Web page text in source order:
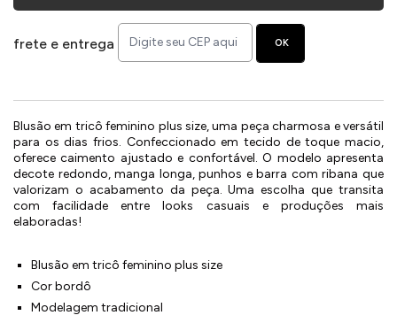
frete e entrega OK
Blusão em tricô feminino plus size, uma peça charmosa e versátil
para os dias frios. Confeccionado em tecido de toque macio,
oferece caimento ajustado e confortável. O modelo apresenta
decote redondo, manga longa, punhos e barra com ribana que
valorizam o acabamento da peça. Uma escolha que transita
com facilidade entre looks casuais e produções mais
elaboradas!
Blusão em tricô feminino plus size
Cor bordô
Modelagem tradicional